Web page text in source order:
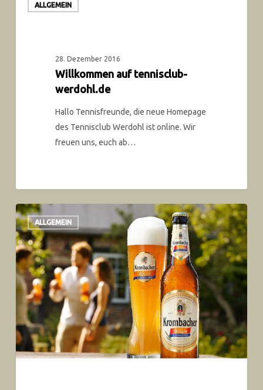
ALLGEMEIN
28. Dezember 2016
Willkommen auf tennisclub-
werdohl.de
Hallo Tennisfreunde, die neue Homepage
des Tennisclub Werdohl ist online. Wir
freuen uns, euch ab…
ALLGEMEIN